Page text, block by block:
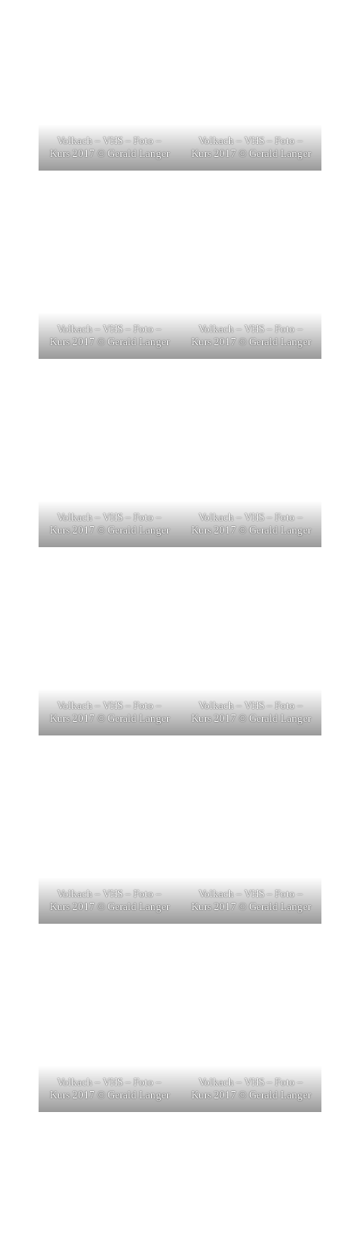
Volkach – VHS – Foto –
Kurs 2017 © Gerald Langer
Volkach – VHS – Foto –
Kurs 2017 © Gerald Langer
Volkach – VHS – Foto –
Kurs 2017 © Gerald Langer
Volkach – VHS – Foto –
Kurs 2017 © Gerald Langer
Volkach – VHS – Foto –
Kurs 2017 © Gerald Langer
Volkach – VHS – Foto –
Kurs 2017 © Gerald Langer
Volkach – VHS – Foto –
Kurs 2017 © Gerald Langer
Volkach – VHS – Foto –
Kurs 2017 © Gerald Langer
Volkach – VHS – Foto –
Kurs 2017 © Gerald Langer
Volkach – VHS – Foto –
Kurs 2017 © Gerald Langer
Volkach – VHS – Foto –
Kurs 2017 © Gerald Langer
Volkach – VHS – Foto –
Kurs 2017 © Gerald Langer